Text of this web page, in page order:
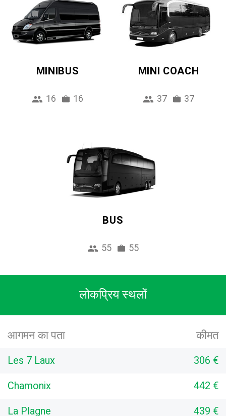
MINIBUS
16 16
MINI COACH
37 37
BUS
55 55
लोकप्रिय स्थलों
आगमन का पता कीमत
Les 7 Laux
306 €
Chamonix
442 €
La Plagne
439 €